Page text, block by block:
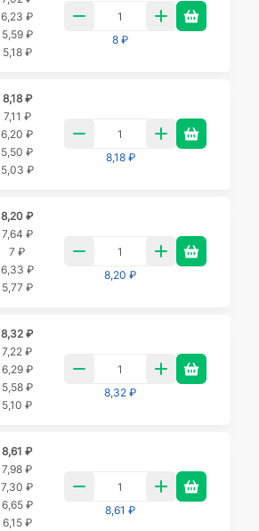
6,23 ₽
5,59 ₽
5,18 ₽
8 ₽
8,18 ₽
7,11 ₽
6,20 ₽
5,50 ₽
5,03 ₽
8,18 ₽
8,20 ₽
7,64 ₽
7 ₽
6,33 ₽
5,77 ₽
8,20 ₽
8,32 ₽
7,22 ₽
6,29 ₽
5,58 ₽
5,10 ₽
8,32 ₽
8,61 ₽
7,98 ₽
7,30 ₽
6,65 ₽
6,15 ₽
8,61 ₽